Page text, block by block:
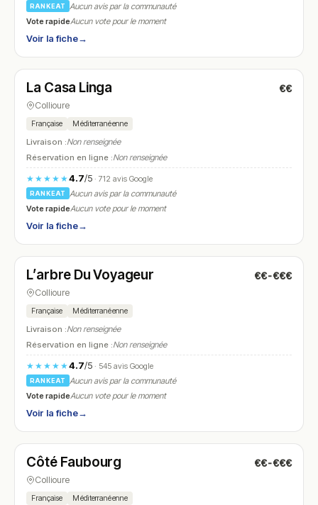
RANKEAT
Aucun avis par la communauté
Vote rapideAucun vote pour le moment
Voir la fiche→
N° 9
La Casa Linga €€
Collioure
Française Méditerranéenne
Livraison :Non renseignée
Réservation en ligne :Non renseignée
★★★★★4.7/5· 712 avis Google
RANKEAT
Aucun avis par la communauté
Vote rapideAucun vote pour le moment
Voir la fiche→
N° 10
L’arbre Du Voyageur €€-€€€
Collioure
Française Méditerranéenne
Livraison :Non renseignée
Réservation en ligne :Non renseignée
★★★★★4.7/5· 545 avis Google
RANKEAT
Aucun avis par la communauté
Vote rapideAucun vote pour le moment
Voir la fiche→
N° 11
Côté Faubourg €€-€€€
Collioure
Française Méditerranéenne